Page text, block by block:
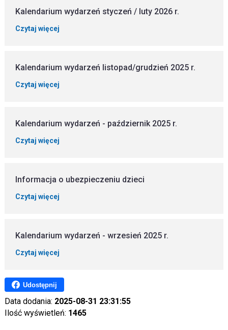
Kalendarium wydarzeń styczeń / luty 2026 r.
Czytaj więcej
Kalendarium wydarzeń listopad/grudzień 2025 r.
Czytaj więcej
Kalendarium wydarzeń - październik 2025 r.
Czytaj więcej
Informacja o ubezpieczeniu dzieci
Czytaj więcej
Kalendarium wydarzeń - wrzesień 2025 r.
Czytaj więcej
Udostępnij
Data dodania: 2025-08-31 23:31:55
Ilość wyświetleń: 1465